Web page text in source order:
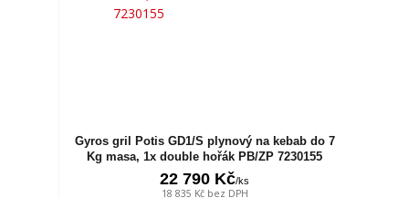
Gyros gril Potis GD1/S plynový na kebab do 7
Kg masa, 1x double hořák PB/ZP 7230155
22 790 Kč/ks
18 835 Kč bez DPH